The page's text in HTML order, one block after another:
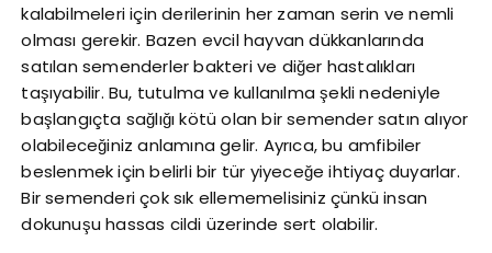
kalabilmeleri için derilerinin her zaman serin ve nemli
olması gerekir. Bazen evcil hayvan dükkanlarında
satılan semenderler bakteri ve diğer hastalıkları
taşıyabilir. Bu, tutulma ve kullanılma şekli nedeniyle
başlangıçta sağlığı kötü olan bir semender satın alıyor
olabileceğiniz anlamına gelir. Ayrıca, bu amfibiler
beslenmek için belirli bir tür yiyeceğe ihtiyaç duyarlar.
Bir semenderi çok sık ellememelisiniz çünkü insan
dokunuşu hassas cildi üzerinde sert olabilir.